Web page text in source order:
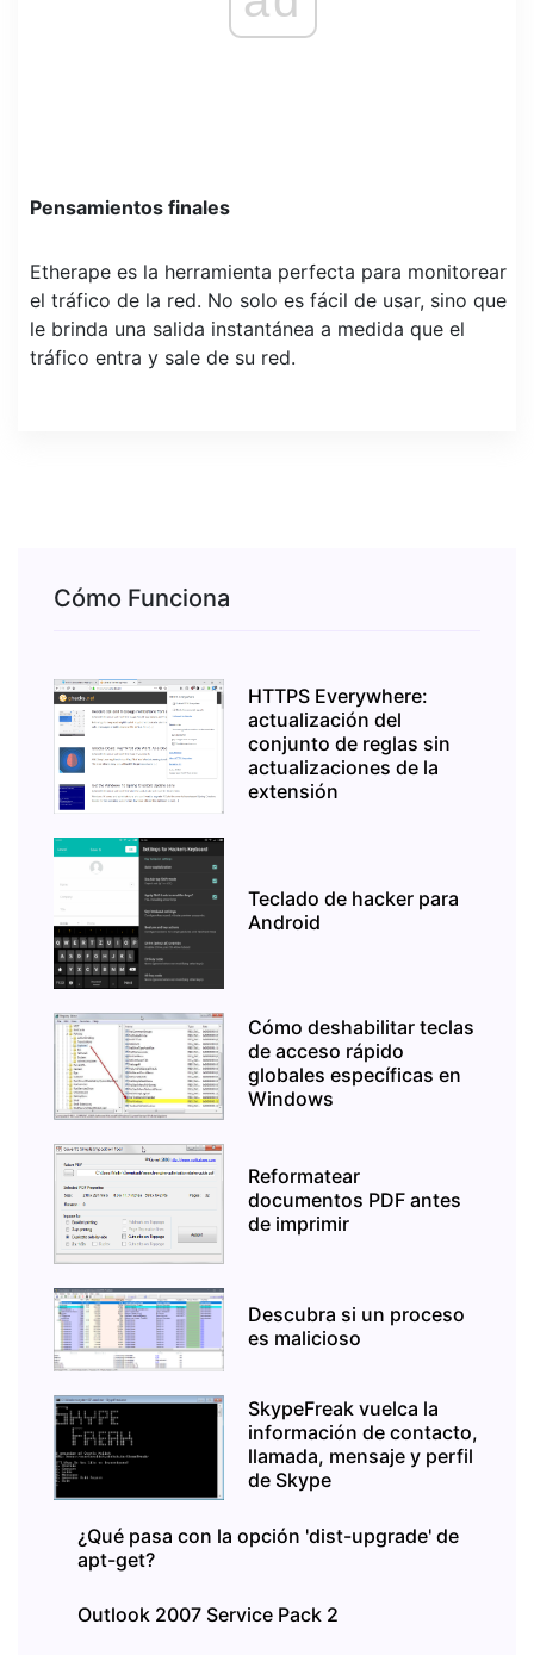
Pensamientos finales
Etherape es la herramienta perfecta para monitorear
el tráfico de la red. No solo es fácil de usar, sino que
le brinda una salida instantánea a medida que el
tráfico entra y sale de su red.
Cómo Funciona
HTTPS Everywhere:
actualización del
conjunto de reglas sin
actualizaciones de la
extensión
Teclado de hacker para
Android
Cómo deshabilitar teclas
de acceso rápido
globales específicas en
Windows
Reformatear
documentos PDF antes
de imprimir
Descubra si un proceso
es malicioso
SkypeFreak vuelca la
información de contacto,
llamada, mensaje y perfil
de Skype
¿Qué pasa con la opción 'dist-upgrade' de
apt-get?
Outlook 2007 Service Pack 2